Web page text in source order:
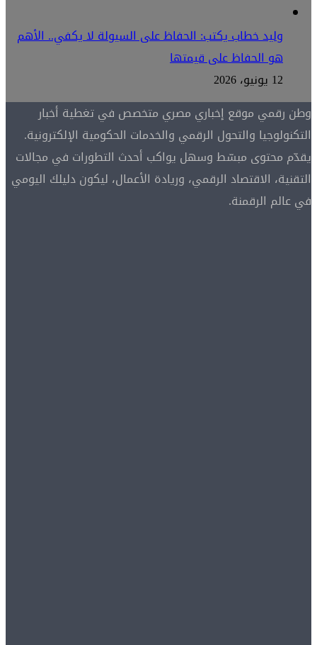
وليد خطاب يكتب: الحفاظ على السيولة لا يكفي.. الأهم
هو الحفاظ على قيمتها
12 يونيو، 2026
وطن رقمي موقع إخباري مصري متخصص في تغطية أخبار
التكنولوجيا والتحول الرقمي والخدمات الحكومية الإلكترونية.
يقدّم محتوى مبسّط وسهل يواكب أحدث التطورات في مجالات
التقنية، الاقتصاد الرقمي، وريادة الأعمال، ليكون دليلك اليومي
في عالم الرقمنة.